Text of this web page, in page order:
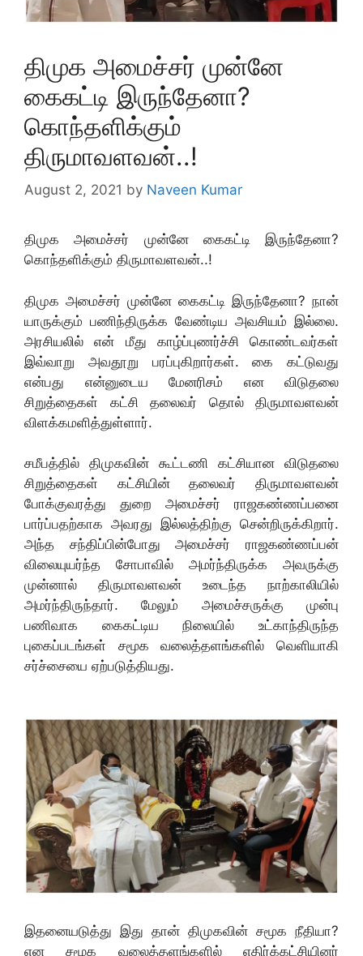
திமுக அமைச்சர் முன்னே
கைகட்டி இருந்தேனா?
கொந்தளிக்கும்
திருமாவளவன்..!
August 2, 2021 by Naveen Kumar
திமுக அமைச்சர் முன்னே கைகட்டி இருந்தேனா?
கொந்தளிக்கும் திருமாவளவன்..!
திமுக அமைச்சர் முன்னே கைகட்டி இருந்தேனா? நான்
யாருக்கும் பணிந்திருக்க வேண்டிய அவசியம் இல்லை.
அரசியலில் என் மீது காழ்ப்புணர்ச்சி கொண்டவர்கள்
இவ்வாறு அவதூறு பரப்புகிறார்கள். கை கட்டுவது
என்பது என்னுடைய மேனரிசம் என விடுதலை
சிறுத்தைகள் கட்சி தலைவர் தொல் திருமாவளவன்
விளக்கமளித்துள்ளார்.
சமீபத்தில் திமுகவின் கூட்டணி கட்சியான விடுதலை
சிறுத்தைகள் கட்சியின் தலைவர் திருமாவளவன்
போக்குவரத்து துறை அமைச்சர் ராஜகண்ணப்பனை
பார்ப்பதற்காக அவரது இல்லத்திற்கு சென்றிருக்கிறார்.
அந்த சந்திப்பின்போது அமைச்சர் ராஜகண்ணப்பன்
விலையுயர்ந்த சோபாவில் அமர்ந்திருக்க அவருக்கு
முன்னால் திருமாவளவன் உடைந்த நாற்காலியில்
அமர்ந்திருந்தார். மேலும் அமைச்சருக்கு முன்பு
பணிவாக கைகட்டிய நிலையில் உட்காந்திருந்த
புகைப்படங்கள் சமூக வலைத்தளங்களில் வெளியாகி
சர்ச்சையை ஏற்படுத்தியது.
இதனையடுத்து இது தான் திமுகவின் சமூக நீதியா?
என சமூக வலைத்தளங்களில் எதிர்க்கட்சியினர்